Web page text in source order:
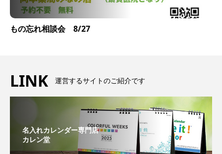
もの忘れ相談会 8/27
LINK 運営するサイトのご紹介です
名入れカレンダー専門店
カレン堂